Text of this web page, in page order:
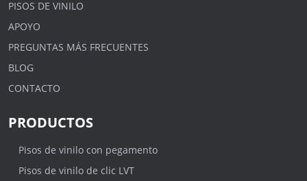
PISOS DE VINILO
APOYO
PREGUNTAS MÁS FRECUENTES
BLOG
CONTACTO
PRODUCTOS
Pisos de vinilo con pegamento
Pisos de vinilo de clic LVT